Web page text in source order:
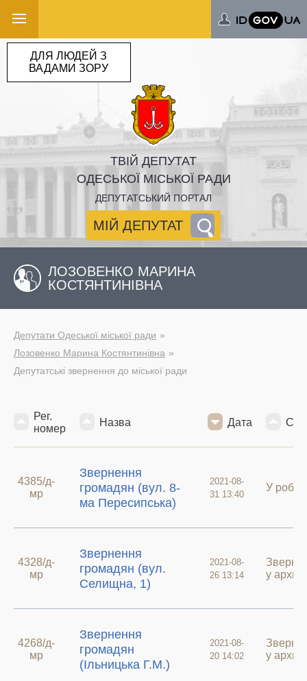
ТВІЙ ДЕПУТАТ
ОДЕСЬКОЇ МІСЬКОЇ РАДИ
ДЕПУТАТСЬКИЙ ПОРТАЛ
МІЙ ДЕПУТАТ
ДЛЯ ЛЮДЕЙ З
ВАДАМИ ЗОРУ
ЛОЗОВЕНКО МАРИНА
КОСТЯНТИНІВНА
Депутати Одеської міської ради
Лозовенко Марина Костянтинівна
Депутатські звернення до міської ради
Рег.
номер
Назва Дата
4385/д-
мр
Звернення
громадян (вул. 8-
ма Пересипська)
2021-08-
31 13:40
У роботі
4328/д-
мр
Звернення
громадян (вул.
Селищна, 1)
2021-08-
26 13:14
у архиві
4268/д-
мр
Звернення
громадян
(Ільницька Г.М.)
2021-08-
20 14:02
у архиві